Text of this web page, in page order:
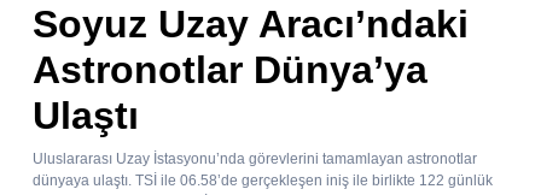
Soyuz Uzay Aracı’ndaki
Astronotlar Dünya’ya
Ulaştı
Uluslararası Uzay İstasyonu’nda görevlerini tamamlayan astronotlar
dünyaya ulaştı. TSİ ile 06.58’de gerçekleşen iniş ile birlikte 122 günlük